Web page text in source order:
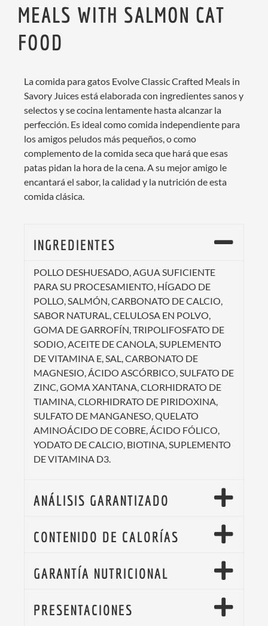
MEALS WITH SALMON CAT
FOOD
La comida para gatos Evolve Classic Crafted Meals in
Savory Juices está elaborada con ingredientes sanos y
selectos y se cocina lentamente hasta alcanzar la
perfección. Es ideal como comida independiente para
los amigos peludos más pequeños, o como
complemento de la comida seca que hará que esas
patas pidan la hora de la cena. A su mejor amigo le
encantará el sabor, la calidad y la nutrición de esta
comida clásica.
INGREDIENTES
POLLO DESHUESADO, AGUA SUFICIENTE
PARA SU PROCESAMIENTO, HÍGADO DE
POLLO, SALMÓN, CARBONATO DE CALCIO,
SABOR NATURAL, CELULOSA EN POLVO,
GOMA DE GARROFÍN, TRIPOLIFOSFATO DE
SODIO, ACEITE DE CANOLA, SUPLEMENTO
DE VITAMINA E, SAL, CARBONATO DE
MAGNESIO, ÁCIDO ASCÓRBICO, SULFATO DE
ZINC, GOMA XANTANA, CLORHIDRATO DE
TIAMINA, CLORHIDRATO DE PIRIDOXINA,
SULFATO DE MANGANESO, QUELATO
AMINOÁCIDO DE COBRE, ÁCIDO FÓLICO,
YODATO DE CALCIO, BIOTINA, SUPLEMENTO
DE VITAMINA D3.
ANÁLISIS GARANTIZADO
CONTENIDO DE CALORÍAS
GARANTÍA NUTRICIONAL
PRESENTACIONES